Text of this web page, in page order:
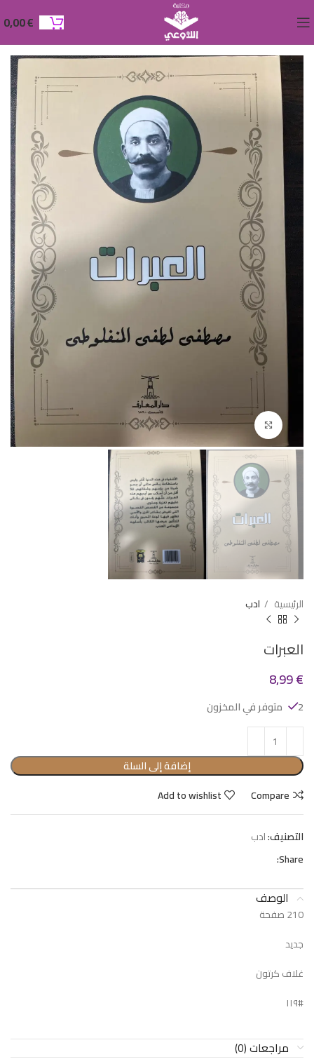
0,00€
Click to enlarge
الرئيسية ادب
العبرات
8,99€
2 متوفر في المخزون
إضافة إلى السلة
Compare
Add to wishlist
التصنيف:ادب
Share:
الوصف
210 صفحة
جديد
غلاف كرتون
#١١٩
مراجعات (0)